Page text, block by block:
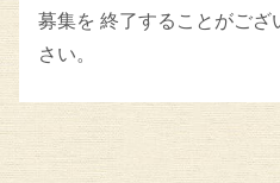
募集を 終了することがご
さい。